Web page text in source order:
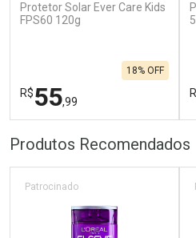
Protetor Solar Ever Care Kids
FPS60 120g
R$55,99
18% OFF
Laboratório
Por Menos
Produtos Recomendados
Patrocinado